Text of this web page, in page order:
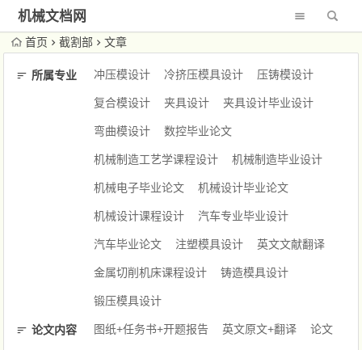
机械文档网
首页 截割部 文章
所属专业 冲压模设计 冷挤压模具设计 压铸模设计
复合模设计 夹具设计 夹具设计毕业设计
弯曲模设计 数控毕业论文
机械制造工艺学课程设计 机械制造毕业设计
机械电子毕业论文 机械设计毕业论文
机械设计课程设计 汽车专业毕业设计
汽车毕业论文 注塑模具设计 英文文献翻译
金属切削机床课程设计 铸造模具设计
锻压模具设计
论文内容 图纸+任务书+开题报告 英文原文+翻译 论文